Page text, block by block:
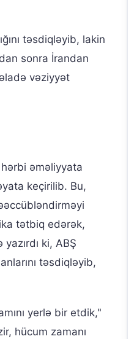
təsdiqləyib, lakin
sonra İrandan
vəziyyət
hərbi əməliyyata
keçirilib. Bu,
tətbiq edərək,
ki, ABŞ
təsdiqləyib,
yerlə bir etdik,"
hücum zamanı